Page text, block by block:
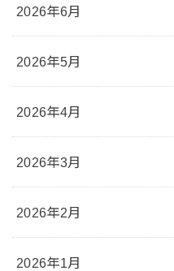
2026年6月
2026年5月
2026年4月
2026年3月
2026年2月
2026年1月